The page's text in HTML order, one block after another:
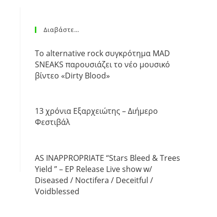
Διαβάστε…
Το alternative rock συγκρότημα MAD
SNEAKS παρουσιάζει το νέο μουσικό
βίντεο «Dirty Blood»
13 χρόνια Εξαρχειώτης – Διήμερο
Φεστιβάλ
AS INAPPROPRIATE “Stars Bleed & Trees
Yield ” – EP Release Live show w/
Diseased / Noctifera / Deceitful /
Voidblessed